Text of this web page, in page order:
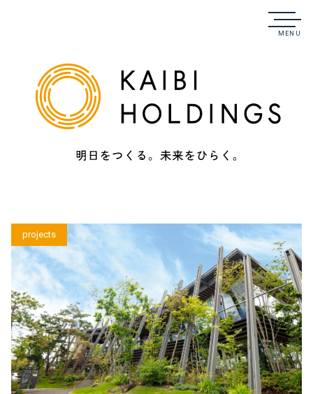
MENU
開日ホールディングス - 明日をつくる。未来をひらく。
projects